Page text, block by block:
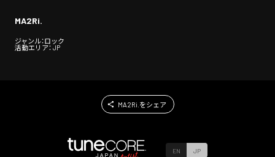
MA2Ri.
ジャンル：ロック
活動エリア： JP
MA2Ri.をシェア
EN JP